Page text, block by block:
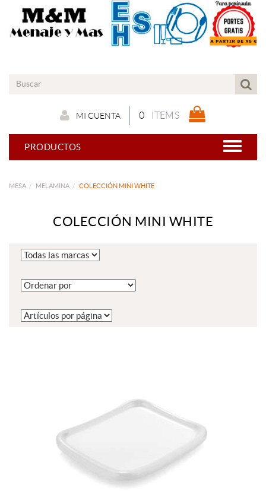
0 ITEMS
MI CUENTA
PRODUCTOS
MESA MELAMINA COLECCIÓN MINI WHITE
COLECCIÓN MINI WHITE